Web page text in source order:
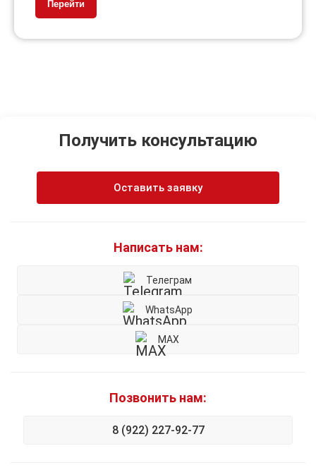
Перейти
Получить консультацию
Оставить заявку
Написать нам:
Телеграм
WhatsApp
MAX
Позвонить нам:
8 (922) 227-92-77